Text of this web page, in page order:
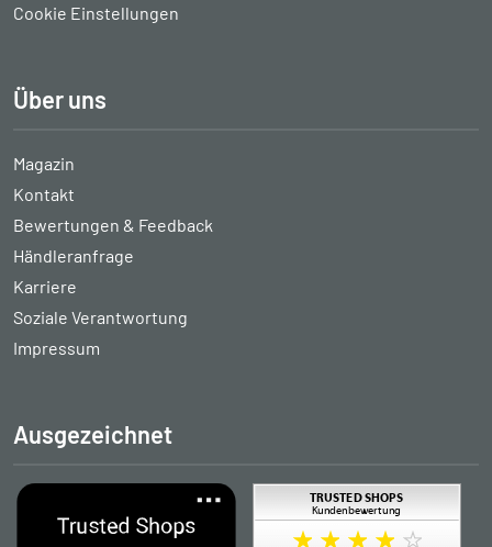
Cookie Einstellungen
Über uns
Magazin
Kontakt
Bewertungen & Feedback
Händleranfrage
Karriere
Soziale Verantwortung
Impressum
Ausgezeichnet